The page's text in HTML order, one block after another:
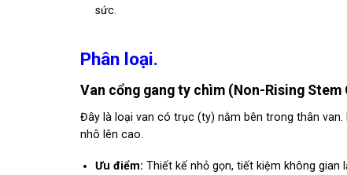
sức.
Phân loại.
Van cổng gang ty chìm (Non-Rising Stem
Đây là loại van có trục (ty) nằm bên trong thân
nhô lên cao.
Ưu điểm: Thiết kế nhỏ gọn, tiết kiệm không